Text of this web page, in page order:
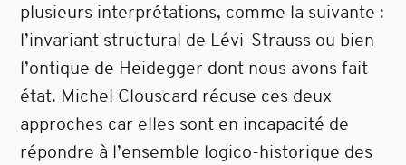
plusieurs interprétations, comme la suivante :
l’invariant structural de Lévi-Strauss ou bien
l’ontique de Heidegger dont nous avons fait
état. Michel Clouscard récuse ces deux
approches car elles sont en incapacité de
répondre à l’ensemble logico-historique des